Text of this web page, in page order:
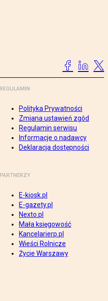
REGULAMIN
Polityka Prywatności
Zmiana ustawień zgód
Regulamin serwisu
Informacje o nadawcy
Deklaracja dostępności
PARTNERZY
E-kiosk.pl
E-gazety.pl
Nexto.pl
Mała księgowość
Kancelarierp.pl
Wieści Rolnicze
Życie Warszawy